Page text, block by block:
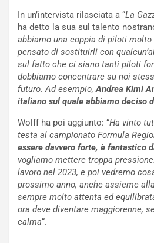
In un’intervista rilasciata a “La
ha detto la sua sul talento
abbiamo una coppia di piloti
pensato di sostituirli con
sul fatto che ci siano tanti piloti
dobbiamo concentrare su noi
futuro. Ad esempio,Andrea Kimi
italiano sul quale abbiamo deciso
Wolff ha poi aggiunto: “Ha vinto
testa al campionato Formula
essere davvero forte, è fantastico
vogliamo mettere troppa
lavoro nel 2023, e poi vedremo
prossimo anno, anche assieme
sempre molto attenta ed
ora deve diventare maggiorenne,
calma“.
V
E
e
c
a
o
N
o
n
P
n
s
c
e
a
o
s
a
N
o
u